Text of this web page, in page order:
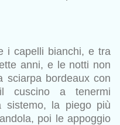
i capelli bianchi, e tra
anni, e le notti non
sciarpa bordeaux con
cuscino a tenermi
sistemo, la piego più
poi le appoggio